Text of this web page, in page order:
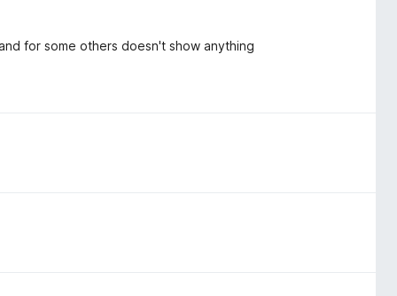
for some others doesn't show anything